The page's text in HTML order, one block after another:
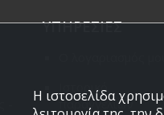
ΥΠΗΡΕΣΙΕΣ
Ιστορικό
παραγγελιών
Η ιστοσελίδα